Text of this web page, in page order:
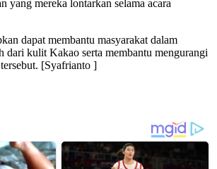
yang mereka lontarkan selama acara
dapat membantu masyarakat dalam
dari kulit Kakao serta membantu mengurangi
[Syafrianto ]